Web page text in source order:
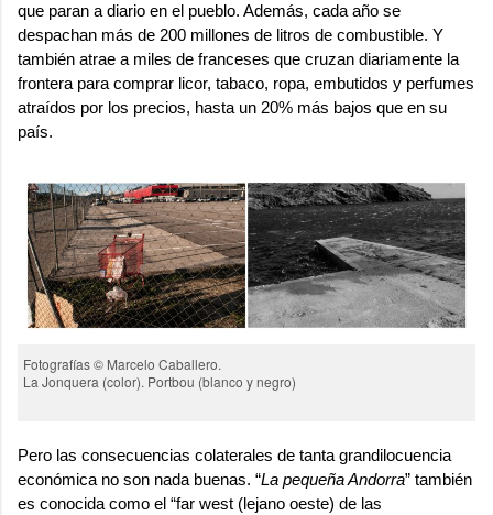
que paran a diario en el pueblo. Además, cada año se
despachan más de 200 millones de litros de combustible. Y
también atrae a miles de franceses que cruzan diariamente la
frontera para comprar licor, tabaco, ropa, embutidos y perfumes
atraídos por los precios, hasta un 20% más bajos que en su
país.
Fotografías © Marcelo Caballero.
La Jonquera (color). Portbou (blanco y negro)
Pero las consecuencias colaterales de tanta grandilocuencia
económica no son nada buenas. “La pequeña Andorra” también
es conocida como el “far west (lejano oeste) de las